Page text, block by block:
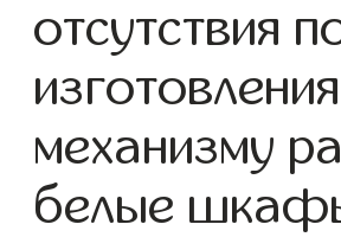
отсутствия
механизму
белые